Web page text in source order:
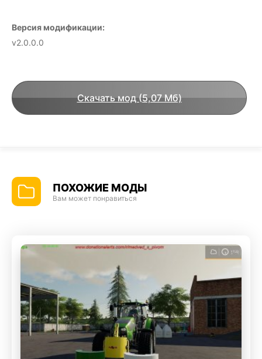
Версия модификации:
v2.0.0.0
Скачать мод (5,07 Мб)
ПОХОЖИЕ МОДЫ
Вам может понравиться